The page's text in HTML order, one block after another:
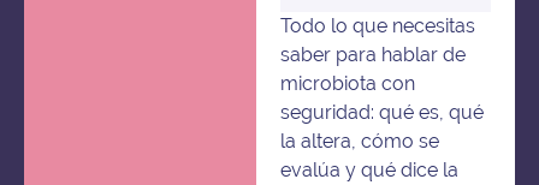
Todo lo que necesitas
saber para hablar de
microbiota con
seguridad: qué es, qué
la altera, cómo se
evalúa y qué dice la